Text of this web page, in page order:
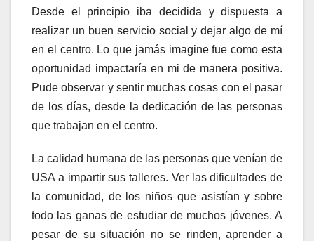
Desde el principio iba decidida y dispuesta a
realizar un buen servicio social y dejar algo de mí
en el centro. Lo que jamás imagine fue como esta
oportunidad impactaría en mi de manera positiva.
Pude observar y sentir muchas cosas con el pasar
de los días, desde la dedicación de las personas
que trabajan en el centro.
La calidad humana de las personas que venían de
USA a impartir sus talleres. Ver las dificultades de
la comunidad, de los niños que asistían y sobre
todo las ganas de estudiar de muchos jóvenes. A
pesar de su situación no se rinden, aprender a